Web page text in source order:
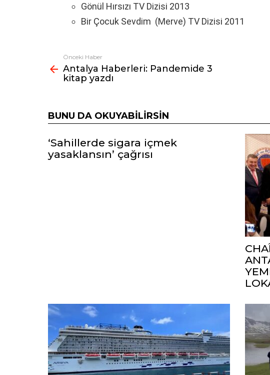
Gönül Hırsızı TV Dizisi 2013
Bir Çocuk Sevdim (Merve) TV Dizisi 2011
Fazlasına
bak
Önceki Haber
Antalya Haberleri: Pandemide 3
kitap yazdı
BUNU DA OKUYABILIRSIN
‘Sahillerde sigara içmek
yasaklansın’ çağrısı